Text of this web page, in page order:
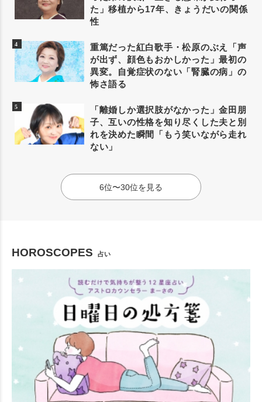
た」移植から17年、きょうだいの関係
性
重篤だった紅白歌手・松原のぶえ「声
が出ず、顔色もおかしかった」最初の
異変。自覚症状のない「腎臓の病」の
怖さ語る
「離婚しか選択肢がなかった」金田朋
子、互いの性格を知り尽くした夫と別
れを決めた瞬間「もう笑いながら走れ
ない」
6位〜30位を見る
HOROSCOPES 占い